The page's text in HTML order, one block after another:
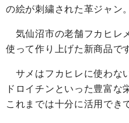
の絵が刺繍された革ジャン。
気仙沼市の老舗フカヒレ
使って作り上げた新商品で
サメはフカヒレに使わな
ドロイチンといった豊富な
これまでは十分に活用でき